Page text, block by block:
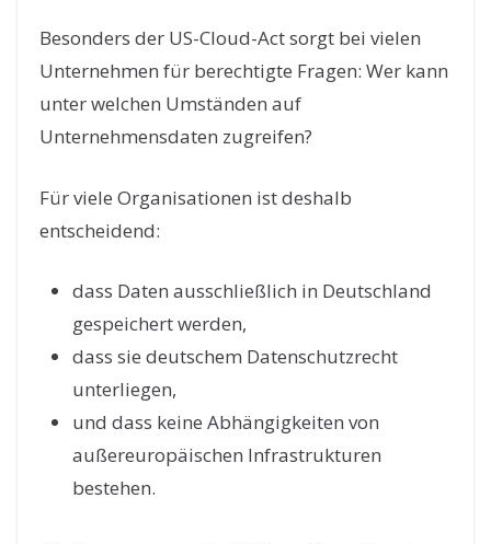
Besonders der US-Cloud-Act sorgt bei vielen
Unternehmen für berechtigte Fragen: Wer kann
unter welchen Umständen auf
Unternehmensdaten zugreifen?
Für viele Organisationen ist deshalb
entscheidend:
dass Daten ausschließlich in Deutschland
gespeichert werden,
dass sie deutschem Datenschutzrecht
unterliegen,
und dass keine Abhängigkeiten von
außereuropäischen Infrastrukturen
bestehen.